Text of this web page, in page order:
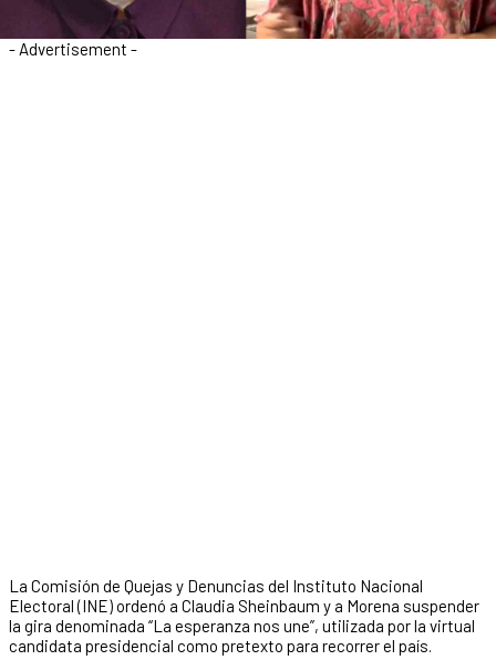
- Advertisement -
La Comisión de Quejas y Denuncias del Instituto Nacional
Electoral (INE) ordenó a Claudia Sheinbaum y a Morena suspender
la gira denominada “La esperanza nos une”, utilizada por la virtual
candidata presidencial como pretexto para recorrer el país.